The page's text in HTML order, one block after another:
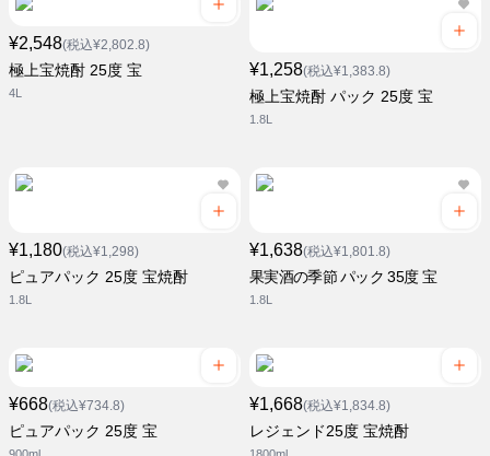
¥2,548(税込¥2,802.8)
極上宝焼酎 25度 宝
4L
¥1,258(税込¥1,383.8)
極上宝焼酎 パック 25度 宝
1.8L
¥1,180(税込¥1,298)
ピュアパック 25度 宝焼酎
1.8L
¥1,638(税込¥1,801.8)
果実酒の季節 パック 35度 宝
1.8L
¥668(税込¥734.8)
ピュアパック 25度 宝
¥1,668(税込¥1,834.8)
レジェンド25度 宝焼酎